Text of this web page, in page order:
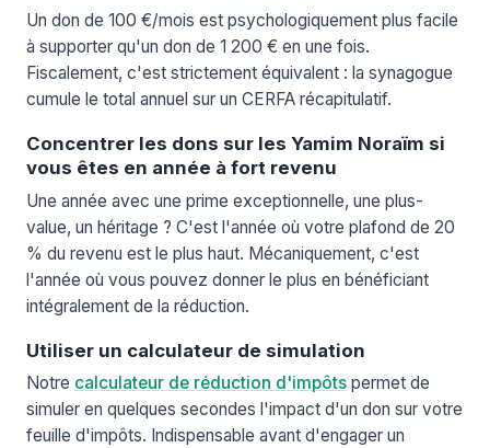
Un don de 100 €/mois est psychologiquement plus facile
à supporter qu'un don de 1 200 € en une fois.
Fiscalement, c'est strictement équivalent : la synagogue
cumule le total annuel sur un CERFA récapitulatif.
Concentrer les dons sur les Yamim Noraïm si
vous êtes en année à fort revenu
Une année avec une prime exceptionnelle, une plus-
value, un héritage ? C'est l'année où votre plafond de 20
% du revenu est le plus haut. Mécaniquement, c'est
l'année où vous pouvez donner le plus en bénéficiant
intégralement de la réduction.
Utiliser un calculateur de simulation
Notre calculateur de réduction d'impôts permet de
simuler en quelques secondes l'impact d'un don sur votre
feuille d'impôts. Indispensable avant d'engager un